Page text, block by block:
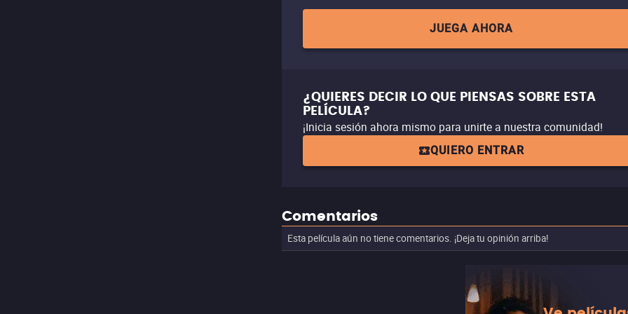
JUEGA AHORA
¿QUIERES DECIR LO QUE PIENSAS SOBRE ESTA
PELÍCULA?
¡Inicia sesión ahora mismo para unirte a nuestra comunidad!
QUIERO ENTRAR
Comentarios
Esta película aún no tiene comentarios. ¡Deja tu opinión arriba!